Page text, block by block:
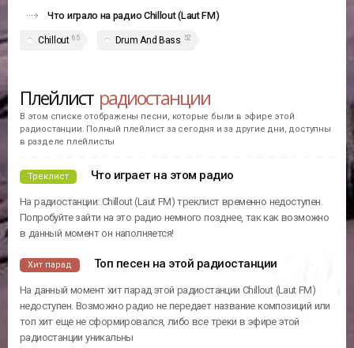
Что играло на радио Chillout (Laut FM)
Chillout 65 Drum And Bass 52
Плейлист радиостанции
В этом списке отображены песни, которые были в эфире этой
радиостанции. Полный плейлист за сегодня и за другие дни, доступны
в разделе плейлисты
Треклист Что играет на этом радио
На радиостанции: Chillout (Laut FM) треклист временно недоступен.
Попробуйте зайти на это радио немного позднее, так как возможно
в данный момент он наполняется!
Хит парад Топ песен на этой радиостанции
На данный момент хит парад этой радиостанции Chillout (Laut FM)
недоступен. Возможно радио не передает название композиций или
топ хит еще не сформировался, либо все треки в эфире этой
радиостанции уникальны